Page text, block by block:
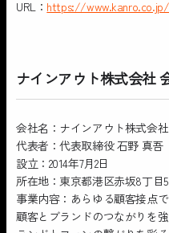
URL： https://www.kanro.co.jp/
ナインアウト株式会社
会社名：ナインアウト株式会社
代表者：代表取締役 石野 真吾
設立：2014年7月2日
所在地：東京都港区赤坂8丁目
事業内容：あらゆる顧客接点
顧客とブランドのつながりを